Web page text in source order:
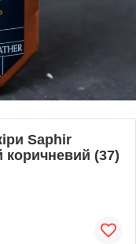
Saphir
коричневий (37)